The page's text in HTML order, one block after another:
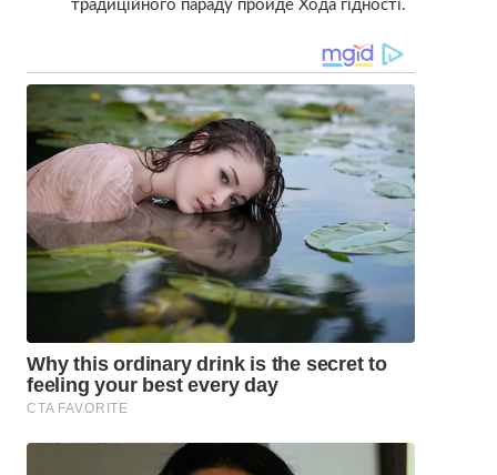
традиційного параду пройде Хода гідності.